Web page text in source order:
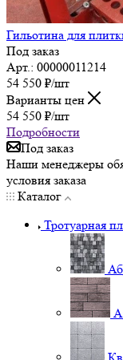
Гильотина для
Под заказ
Арт.: 00000011214
54 550 ₽/шт
Варианты цен
54 550 ₽/шт
Подробности
Под заказ
Наши менеджеры
условия заказа
Каталог
Тротуарная